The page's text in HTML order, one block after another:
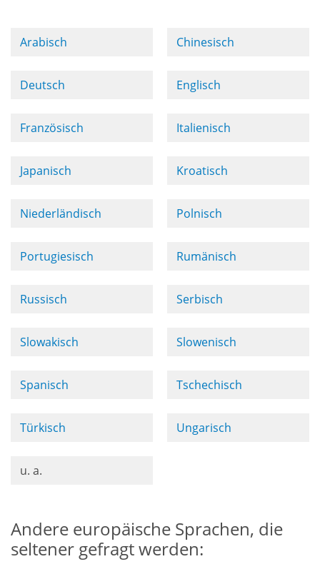
Arabisch Chinesisch
Deutsch Englisch
Französisch Italienisch
Japanisch Kroatisch
Niederländisch Polnisch
Portugiesisch Rumänisch
Russisch Serbisch
Slowakisch Slowenisch
Spanisch Tschechisch
Türkisch Ungarisch
u. a.
Andere europäische Sprachen, die
seltener gefragt werden: